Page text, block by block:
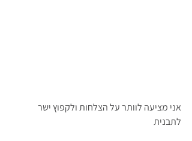
אני מציעה לוותר על הצלחות ולקפוץ ישר
לתבנית